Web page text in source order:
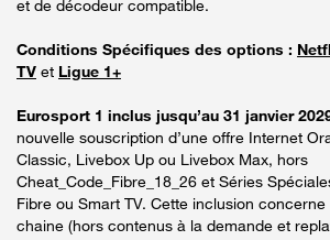
et de décodeur compatible.
Conditions Spécifiques des options :
TV et Ligue 1+
Eurosport 1 inclus jusqu’au 31 janvier
nouvelle souscription d’une offre Internet
Classic, Livebox Up ou Livebox Max, hors
Cheat_Code_Fibre_18_26 et Séries
Fibre ou Smart TV. Cette inclusion
chaine (hors contenus à la demande et